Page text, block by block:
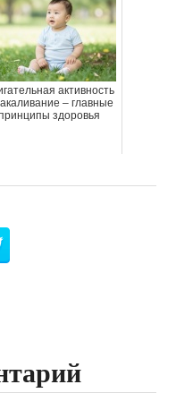
активность
– главные
здоровья